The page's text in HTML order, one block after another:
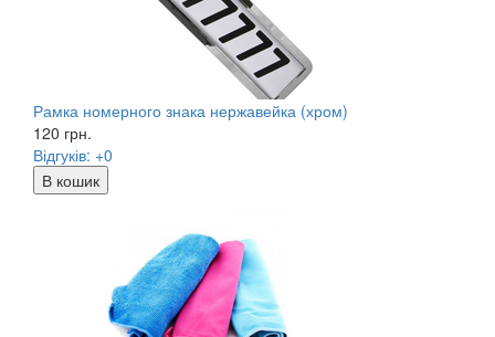
Рамка номерного знака нержавейка (хром)
120 грн.
Відгуків: +0
В кошик